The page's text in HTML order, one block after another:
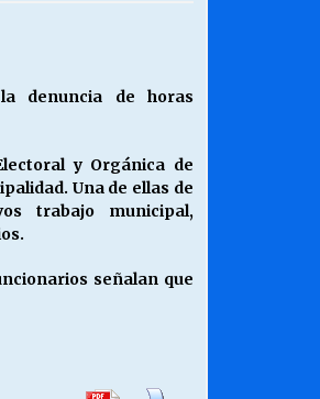
cuestión social hoy”.
segmentos de la riqueza
denuncia de horas
y Orgánica de
Una de ellas de
trabajo municipal,
señalan que